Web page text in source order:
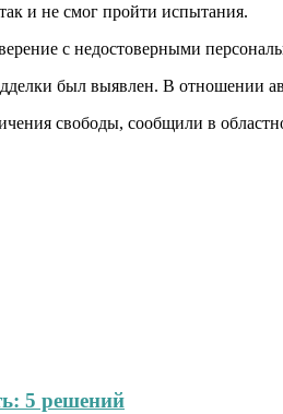
и не смог пройти испытания.
с недостоверными
был выявлен. В отношении
свободы, сообщили в
5 решений